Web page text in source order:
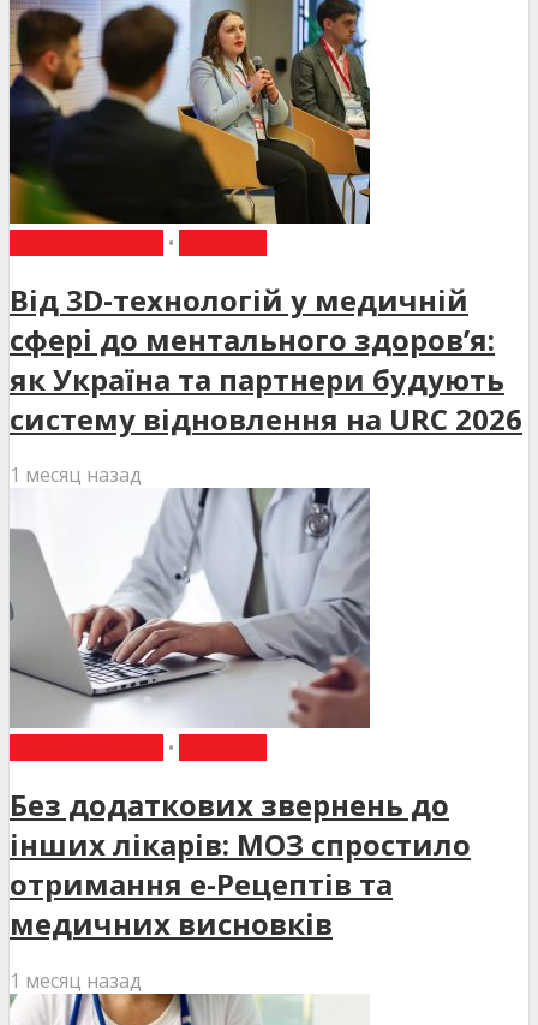
•
Від 3D-технологій у медичній
сфері до ментального здоров’я:
як Україна та партнери будують
систему відновлення на URC 2026
1 месяц назад
•
Без додаткових звернень до
інших лікарів: МОЗ спростило
отримання е-Рецептів та
медичних висновків
1 месяц назад